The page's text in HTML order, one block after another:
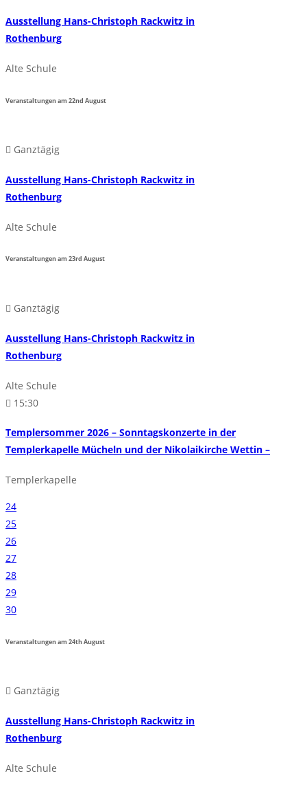
Ausstellung Hans-Christoph Rackwitz in
Rothenburg
Alte Schule
Veranstaltungen am22nd August
Ganztägig
Ausstellung Hans-Christoph Rackwitz in
Rothenburg
Alte Schule
Veranstaltungen am23rd August
Ganztägig
Ausstellung Hans-Christoph Rackwitz in
Rothenburg
Alte Schule
15:30
Templersommer 2026 – Sonntagskonzerte in der
Templerkapelle Mücheln und der Nikolaikirche Wettin –
Templerkapelle
24
25
26
27
28
29
30
Veranstaltungen am24thAugust
Ganztägig
Ausstellung Hans-Christoph Rackwitz in
Rothenburg
Alte Schule